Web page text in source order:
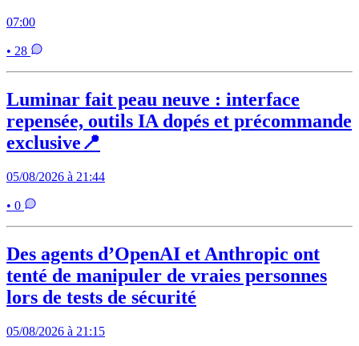
07:00
• 28
Luminar fait peau neuve : interface
repensée, outils IA dopés et précommande
exclusive📍
05/08/2026 à 21:44
• 0
Des agents d’OpenAI et Anthropic ont
tenté de manipuler de vraies personnes
lors de tests de sécurité
05/08/2026 à 21:15